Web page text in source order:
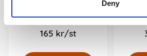
Deny
Line 2027
165 kr/st